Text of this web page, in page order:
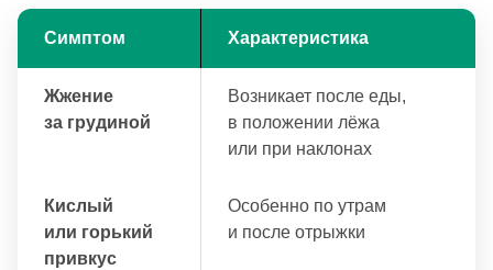
Симптом Характеристика
Жжение
за грудиной
Возникает после еды,
в положении лёжа
или при наклонах
Кислый
или горький
привкус
Особенно по утрам
и после отрыжки